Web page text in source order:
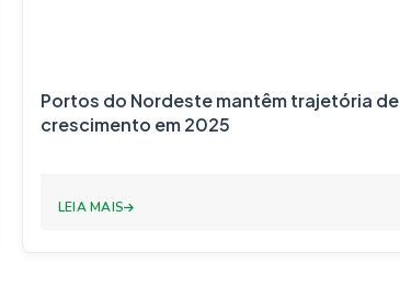
Portos do Nordeste mantêm trajetória de
crescimento em 2025
LEIA MAIS